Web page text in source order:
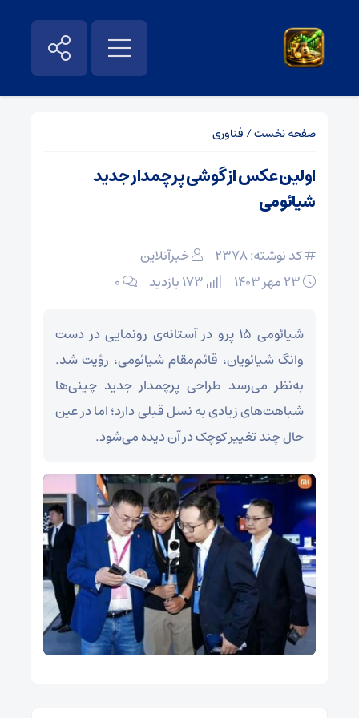
صفحه نخست/ فناوری
اولین عکس از گوشی پرچمدار جدید
شیائومی
کد نوشته: 2378
خبرآنلاین
۰
شیائومی ۱۵ پرو در آستانه‌ی رونمایی در دست
وانگ شیائویان، قائم‌مقام شیائومی، رؤیت شد.
به‌نظر می‌رسد طراحی پرچمدار جدید چینی‌ها
شباهت‌های زیادی به نسل قبلی دارد؛ اما در عین
حال چند تغییر کوچک در آن دیده می‌شود.